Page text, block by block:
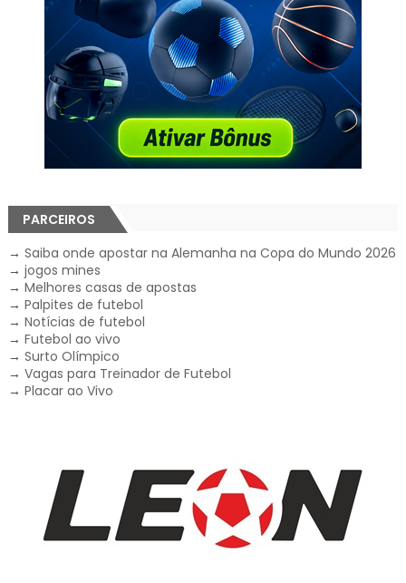
PARCEIROS
→ Saiba onde apostar na Alemanha na Copa do Mundo 2026
→ jogos mines
→ Melhores casas de apostas
→ Palpites de futebol
→ Notícias de futebol
→ Futebol ao vivo
→ Surto Olímpico
→ Vagas para Treinador de Futebol
→ Placar ao Vivo